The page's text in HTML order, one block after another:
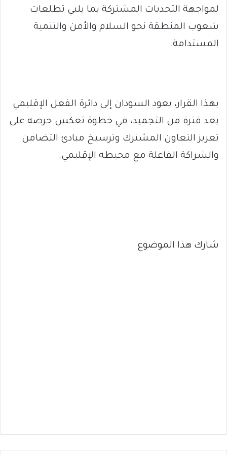
لمواجهة التحديات المشتركة بما يلبي تطلعات
شعوب المنطقة نحو السلام والأمن والتنمية
المستدامة.
بهذا القرار، يعود السودان إلى دائرة الفعل الإقليمي
بعد فترة من التجميد، في خطوة تعكس حرصه على
تعزيز التعاون المشترك وترسيخ مبادئ التضامن
والشراكة الفاعلة مع محيطه الإقليمي.
شارك هذا الموضوع